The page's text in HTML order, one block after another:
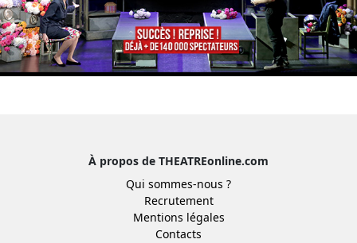
À propos de THEATREonline.com
Qui sommes-nous ?
Recrutement
Mentions légales
Contacts